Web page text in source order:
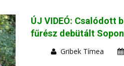
ÚJ VIDEÓ: Csalódott
fűrész debütált
Gribek Tímea